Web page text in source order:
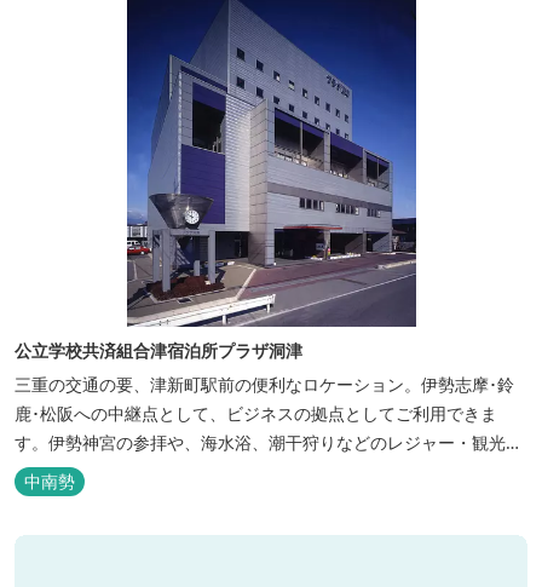
公立学校共済組合津宿泊所プラザ洞津
三重の交通の要、津新町駅前の便利なロケーション。伊勢志摩･鈴
鹿･松阪への中継点として、ビジネスの拠点としてご利用できま
す。伊勢神宮の参拝や、海水浴、潮干狩りなどのレジャー・観光に
も最適です。
中南勢